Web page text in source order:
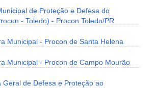
de Proteção e Defesa do
- Toledo) - Procon Toledo/PR
Municipal - Procon de Santa Helena
Municipal - Procon de Campo Mourão
Geral de Defesa e Proteção ao